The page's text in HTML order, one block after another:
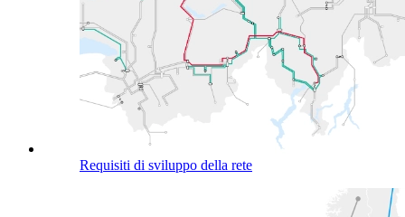
Requisiti di sviluppo della rete